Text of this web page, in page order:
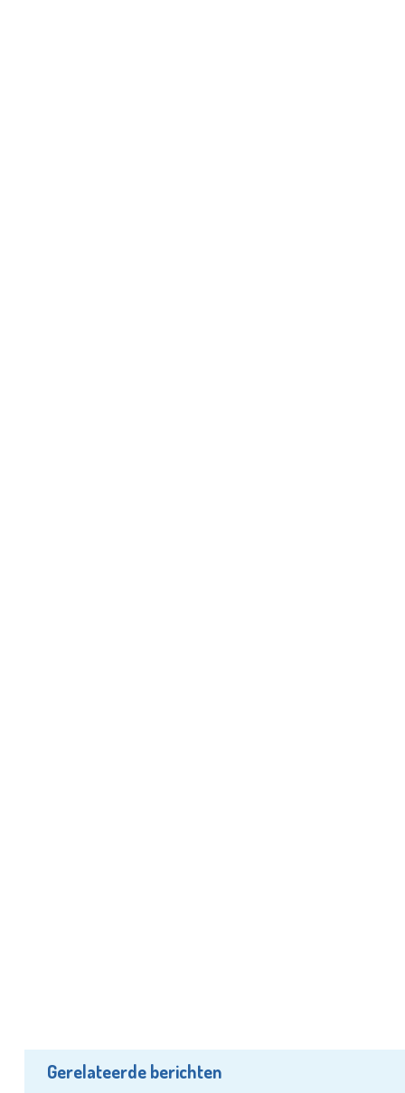
Gerelateerde berichten